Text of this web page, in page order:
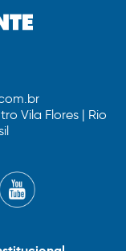
Vila Flores | Rio